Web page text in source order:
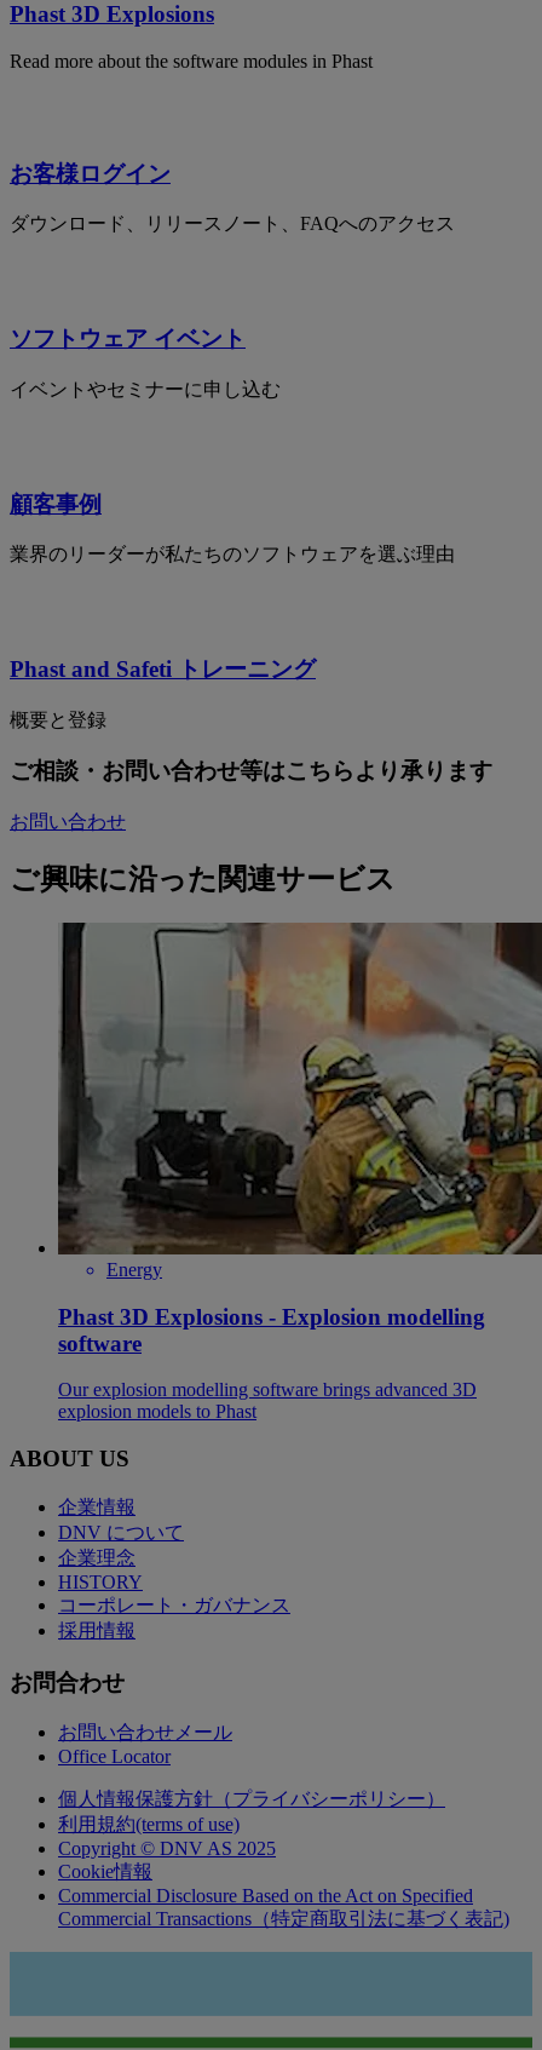
Phast 3D Explosions
Read more about the software modules in Phast
お客様ログイン
ダウンロード、リリースノート、FAQへのアクセス
ソフトウェア イベント
イベントやセミナーに申し込む
顧客事例
業界のリーダーが私たちのソフトウェアを選ぶ理由
Phast and Safeti トレーニング
概要と登録
ご相談・お問い合わせ等はこちらより承ります
お問い合わせ
ご興味に沿った関連サービス
Energy
Phast 3D Explosions - Explosion modelling
software
Our explosion modelling software brings advanced 3D
explosion models to Phast
ABOUT US
企業情報
DNV について
企業理念
HISTORY
コーポレート・ガバナンス
採用情報
お問合わせ
お問い合わせメール
Office Locator
個人情報保護方針（プライバシーポリシー）
利用規約(terms of use)
Copyright © DNV AS 2025
Cookie情報
Commercial Disclosure Based on the Act on Specified
Commercial Transactions（特定商取引法に基づく表記)